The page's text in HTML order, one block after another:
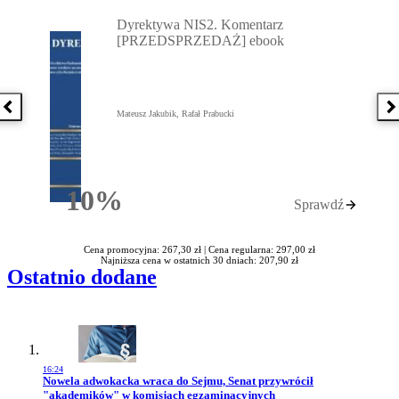
Poprzednia książka
10%Rabatu
Dyrektywa NIS2. Komentarz
[PRZEDSPRZEDAŻ] ebook
Mateusz Jakubik, Rafał Prabucki
Sprawdź
Cena promocyjna: 267,30 zł | Cena regularna: 297,00 zł
Najniższa cena w ostatnich 30 dniach: 207,90 zł
Ostatnio dodane
16:24
Przejdź do artykułu:
Nowela adwokacka wraca do Sejmu, Senat przywrócił
"akademików" w komisjach egzaminacyjnych